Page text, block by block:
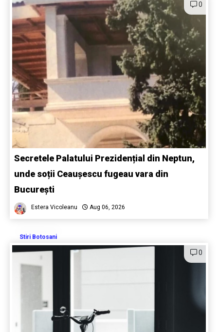
0
Secretele Palatului Prezidențial din Neptun,
unde soții Ceaușescu fugeau vara din
București
Estera Vicoleanu Aug 06, 2026
Stiri Botosani
0